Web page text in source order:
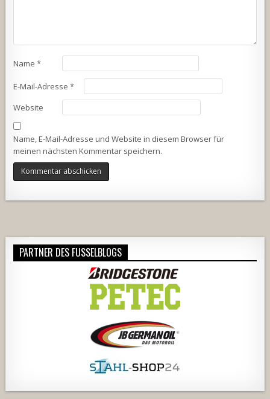
Name*
E-Mail-Adresse*
Website
Name, E-Mail-Adresse und Website in diesem Browser für
meinen nächsten Kommentar speichern.
PARTNER DES FUSSELBLOGS